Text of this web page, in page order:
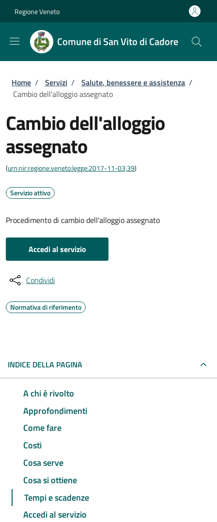
Regione Veneto
Comune di San Vito di Cadore
Briciole di pane
Home / Servizi / Salute, benessere e assistenza /
Cambio dell'alloggio assegnato
Cambio dell'alloggio
assegnato
(urn:nir:regione.veneto:legge:2017-11-03;39)
Servizio attivo
Procedimento di cambio dell'alloggio assegnato
Accedi al servizio
Condividi
Normativa di riferimento
INDICE DELLA PAGINA
A chi è rivolto
Approfondimenti
Come fare
Costi
Cosa serve
Cosa si ottiene
Tempi e scadenze
Accedi al servizio